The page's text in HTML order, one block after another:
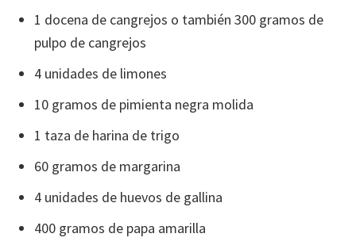
1 docena de cangrejos o también 300 gramos de
pulpo de cangrejos
4 unidades de limones
10 gramos de pimienta negra molida
1 taza de harina de trigo
60 gramos de margarina
4 unidades de huevos de gallina
400 gramos de papa amarilla